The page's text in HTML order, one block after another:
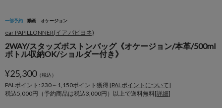
一部予約 動画 オケージョン
ear PAPILLONNER(イア パピヨネ)
2WAY/スタッズボストンバッグ《オケージョン/本革/500ml
ボトル収納OK/ショルダー付き》
¥25,300（税込）
PALポイント: 230～ 1,150ポイント獲得 [PALポイントについて]
税込5,000円（予約商品は税込3,000円）以上で送料無料[詳細]